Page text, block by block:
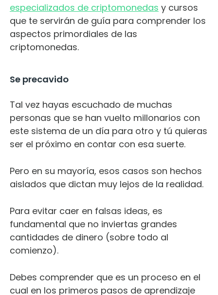
especializados de criptomonedas y cursos
que te servirán de guía para comprender los
aspectos primordiales de las
criptomonedas.
Se precavido
Tal vez hayas escuchado de muchas
personas que se han vuelto millonarios con
este sistema de un día para otro y tú quieras
ser el próximo en contar con esa suerte.
Pero en su mayoría, esos casos son hechos
aislados que dictan muy lejos de la realidad.
Para evitar caer en falsas ideas, es
fundamental que no inviertas grandes
cantidades de dinero (sobre todo al
comienzo).
Debes comprender que es un proceso en el
cual en los primeros pasos de aprendizaje